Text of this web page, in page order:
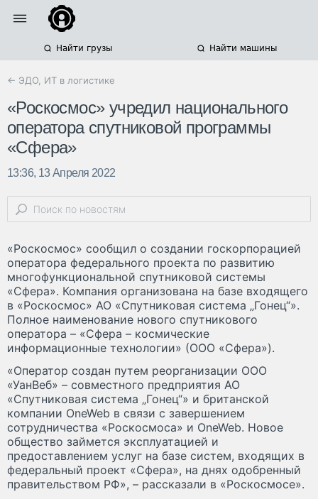
Найти грузы Найти машины
← ЭДО, ИТ в логистике
«Роскосмос» учредил национального
оператора спутниковой программы
«Сфера»
13:36, 13 Апреля 2022
«Роскосмос» сообщил о создании госкорпорацией
оператора федерального проекта по развитию
многофункциональной спутниковой системы
«Сфера». Компания организована на базе входящего
в «Роскосмос» АО «Спутниковая система „Гонец“».
Полное наименование нового спутникового
оператора – «Сфера – космические
информационные технологии» (ООО «Сфера»).
«Оператор создан путем реорганизации ООО
«УанВеб» – совместного предприятия АО
«Спутниковая система „Гонец“» и британской
компании OneWeb в связи с завершением
сотрудничества «Роскосмоса» и OneWeb. Новое
общество займется эксплуатацией и
предоставлением услуг на базе систем, входящих в
федеральный проект «Сфера», на днях одобренный
правительством РФ», – рассказали в «Роскосмосе».